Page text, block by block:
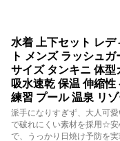
水着 上下セット レ
ト メンズ ラッシュ
サイズ タンキニ 体
吸水速乾 保温 伸縮
練習 プール 温泉 リ
派手になりすぎず、大人可
で破れにくい素材を採用☆
で、うっかり日焼け予防を実